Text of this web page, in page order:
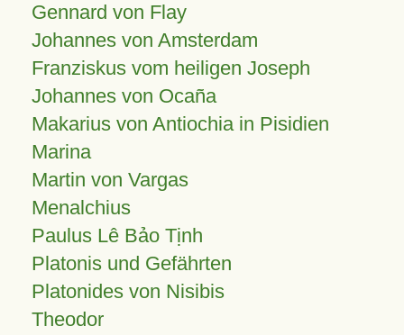
Gennard von Flay
Johannes von Amsterdam
Franziskus vom heiligen Joseph
Johannes von Ocaña
Makarius von Antiochia in Pisidien
Marina
Martin von Vargas
Menalchius
Paulus Lê Bảo Tịnh
Platonis und Gefährten
Platonides von Nisibis
Theodor